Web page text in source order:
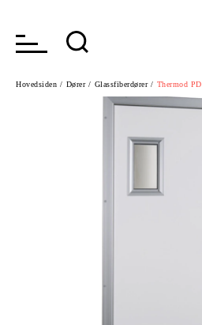
Hovedsiden / Dører / Glassfiberdører / Thermod PD